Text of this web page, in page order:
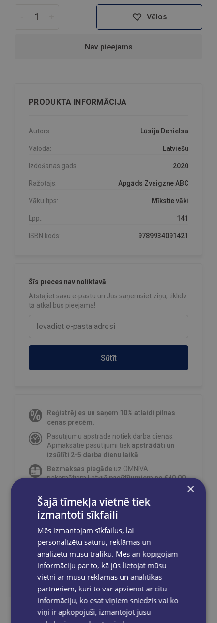
Vēlos
Nav pieejams
PRODUKTA INFORMĀCIJA
Autors: Lūsija Denielsa
Valoda: Latviešu
Izdošanas gads: 2020
Ražotājs: Apgāds Zvaigzne ABC
Vāku tips: Mīkstie vāki
Lpp.: 141
ISBN kods: 9789934091421
Šīs preces nav noliktavā
Atstājiet savu e-pastu un Jūs saņemsiet ziņu, tiklīdz
tā atkal būs pieejama!
Sūtīt
Reģistrējies un saņem 10% atlaidi pilnas
cenas precēm.
Pasūtījumu apstrāde notiek darba dienās.
Apmaksātie pasūtījumi tiek apstrādāti un
izsūtīti 2-5 darba dienu laikā.
Bezmaksas piegāde uz OMNIVA
pakomātiem Latvijāpasūtījumiem no €40.00.
grāmatnīcā 1-5 darba dienu laikā, kad
pasūtījums būs gatavs saņemšanai, saņemsi
e-pastu un/ vai SMS.
Dalies sociālajos tīklos:
×
Šajā tīmekļa vietnē tiek
izmantoti sīkfaili
Mēs izmantojam sīkfailus, lai
personalizētu saturu, reklāmas un
analizētu mūsu trafiku. Mēs arī kopīgojam
informāciju par to, kā jūs lietojat mūsu
vietni ar mūsu reklāmas un analītikas
partneriem, kuri to var apvienot ar citu
informāciju, ko esat viņiem sniedzis vai ko
viņi ir apkopojuši, izmantojot jūsu